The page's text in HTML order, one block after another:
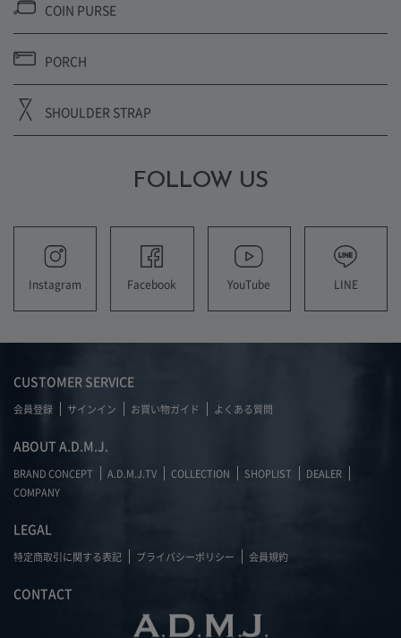
COIN PURSE
PORCH
SHOULDER STRAP
FOLLOW US
Instagram Facebook YouTube LINE
CUSTOMER SERVICE
会員登録 サインイン お買い物ガイド よくある質問
ABOUT A.D.M.J.
BRAND CONCEPT A.D.M.J.TV COLLECTION SHOPLIST
DEALER
COMPANY
LEGAL
特定商取引に関する表記 プライバシーポリシー 会員規約
CONTACT